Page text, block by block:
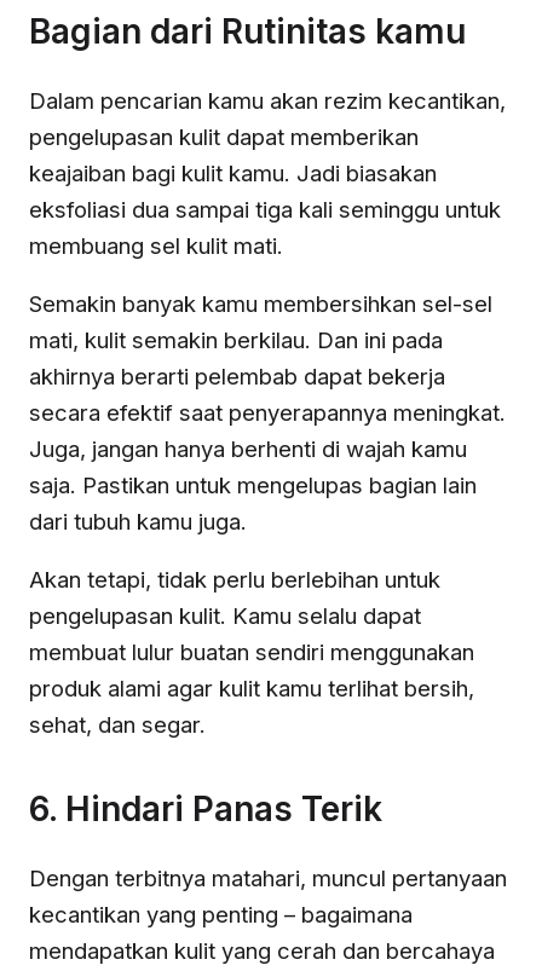
Bagian dari Rutinitas kamu
Dalam pencarian kamu akan rezim kecantikan,
pengelupasan kulit dapat memberikan
keajaiban bagi kulit kamu. Jadi biasakan
eksfoliasi dua sampai tiga kali seminggu untuk
membuang sel kulit mati.
Semakin banyak kamu membersihkan sel-sel
mati, kulit semakin berkilau. Dan ini pada
akhirnya berarti pelembab dapat bekerja
secara efektif saat penyerapannya meningkat.
Juga, jangan hanya berhenti di wajah kamu
saja. Pastikan untuk mengelupas bagian lain
dari tubuh kamu juga.
Akan tetapi, tidak perlu berlebihan untuk
pengelupasan kulit. Kamu selalu dapat
membuat lulur buatan sendiri menggunakan
produk alami agar kulit kamu terlihat bersih,
sehat, dan segar.
6. Hindari Panas Terik
Dengan terbitnya matahari, muncul pertanyaan
kecantikan yang penting – bagaimana
mendapatkan kulit yang cerah dan bercahaya